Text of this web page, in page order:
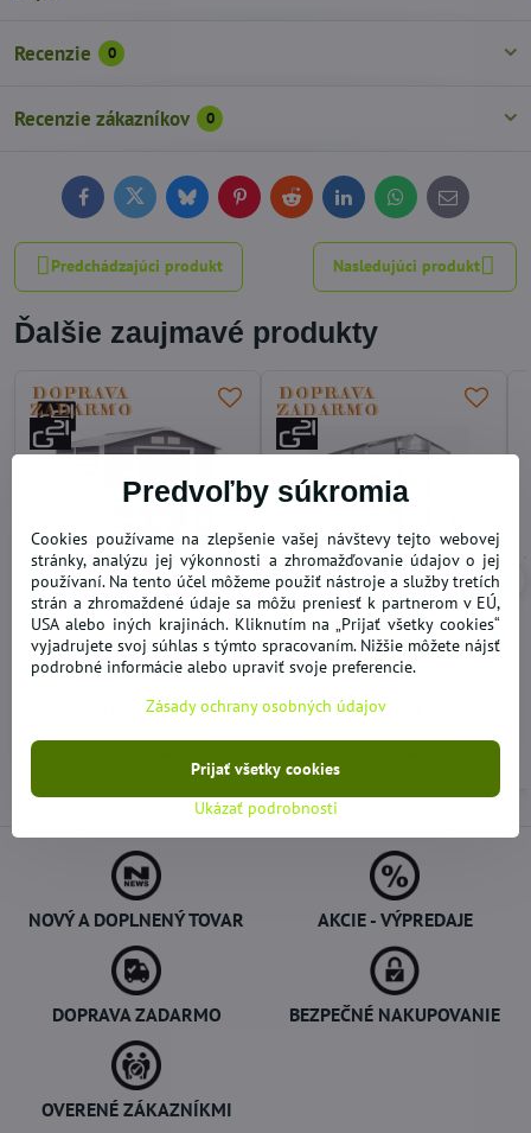
Recenzie 0
Recenzie zákazníkov 0
FacebookTwitterBlueskyPinterestReddit LinkedInWhatsApp
E-
mail
Predchádzajúci produkt Nasledujúci produkt
Ďalšie zaujmavé produkty
Záhradný domček GAH
407 - 213 x 191 cm, šedý
433,47 €
16%
Skleník GZ 48 - 251 x 191
cm polykarbonát s UV
filtrom
476,52 €
NOVÝ A DOPLNENÝ TOVAR AKCIE - VÝPREDAJE
DOPRAVA ZADARMO BEZPEČNÉ NAKUPOVANIE
OVERENÉ ZÁKAZNÍKMI
Predvoľby súkromia
Cookies používame na zlepšenie vašej návštevy tejto webovej
stránky, analýzu jej výkonnosti a zhromažďovanie údajov o jej
používaní. Na tento účel môžeme použiť nástroje a služby tretích
strán a zhromaždené údaje sa môžu preniesť k partnerom v EÚ,
USA alebo iných krajinách. Kliknutím na „Prijať všetky cookies“
vyjadrujete svoj súhlas s týmto spracovaním. Nižšie môžete nájsť
podrobné informácie alebo upraviť svoje preferencie.
Zásady ochrany osobných údajov
Ukázať podrobnosti
Prijať všetky cookies